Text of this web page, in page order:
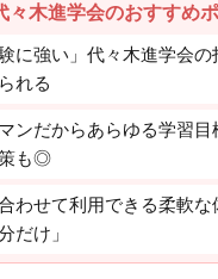
々木進学会のおすすめ
験に強い」代々木進学会
れる
ンだからあらゆる学習目
も◎
わせて利用できる柔軟な
だけ」